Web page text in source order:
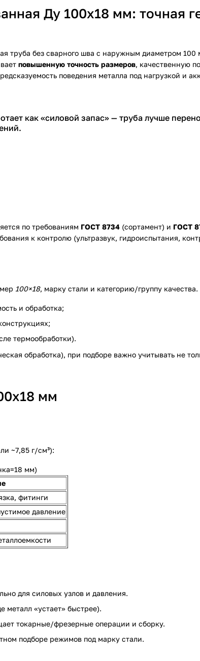
Ду 100х18 мм: точная
труба без сварного шва с наружным диаметром
повышенную точность размеров, качественную
поведения металла под нагрузкой и
как «силовой запас» — труба лучше
по требованиям ГОСТ 8734 (сортамент) и ГОСТ
к контролю (ультразвук, гидроиспытания,
100×18, марку стали и категорию/группу
и обработка;
термообработки).
обработка), при подборе важно учитывать не
мм
~7,85 г/см³):
мм)
фитинги
давление
для силовых узлов и давления.
металл «устает» быстрее).
токарные/фрезерные операции и сборку.
подборе режимов под марку стали.